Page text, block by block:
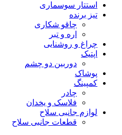
استتار سوسماری
تیز برنده
چاقو شکاری
اره و تبر
چراغ و روشنایی
اپتیک
دوربین دو چشم
پوشاک
کمپینگ
چادر
فلاسک و یخدان
لوازم جانبی سلاح
قطعات جانبی سلاح